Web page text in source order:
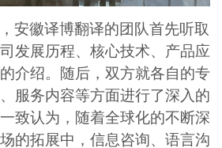
安徽译博翻译的团队首先听取
发展历程、核心技术、产品应
介绍。随后，双方就各自的专
服务内容等方面进行了深入的
致认为，随着全球化的不断深
的拓展中， 信息咨询、语言沟